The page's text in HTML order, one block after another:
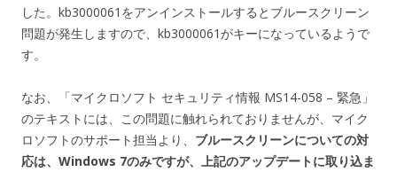
した。kb3000061をアンインストールするとブルースクリーン
問題が発生しますので、kb3000061がキーになっているようで
す。
なお、「マイクロソフト セキュリティ情報 MS14-058 – 緊急」
のテキストには、この問題に触れられておりませんが、マイク
ロソフトのサポート担当より、 ブルースクリーンについての対
応は、Windows 7のみですが、上記のアップデートに取り込ま